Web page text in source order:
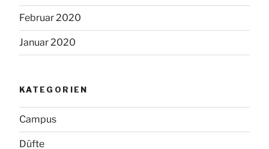
Februar 2020
Januar 2020
KATEGORIEN
Campus
Düfte